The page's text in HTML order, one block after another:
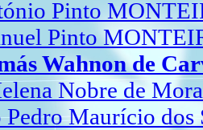
Pinto
Pinto
Wahnon de
Nobre de
Maurício dos